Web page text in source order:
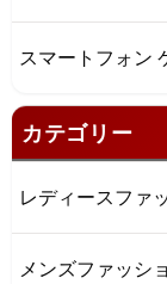
スマートフォン
カテゴリー
レディースファ
メンズファッシ